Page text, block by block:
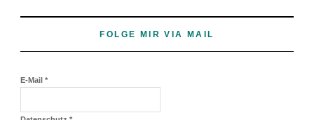
FOLGE MIR VIA MAIL
E-Mail *